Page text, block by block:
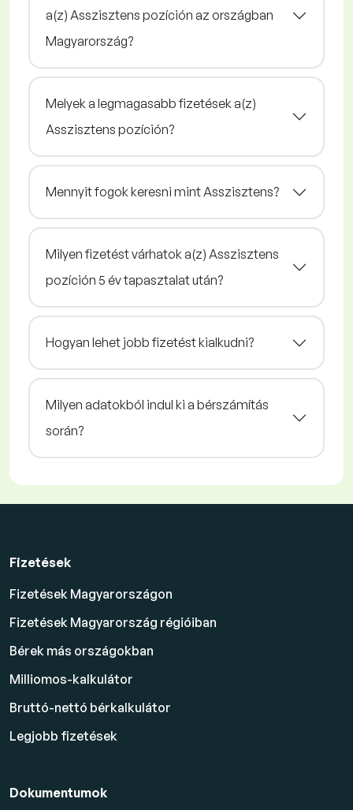
a(z) Asszisztens pozíción az országban
Magyarország?
Melyek a legmagasabb fizetések a(z)
Asszisztens pozíción?
Mennyit fogok keresni mint Asszisztens?
Milyen fizetést várhatok a(z) Asszisztens
pozíción 5 év tapasztalat után?
Hogyan lehet jobb fizetést kialkudni?
Milyen adatokból indul ki a bérszámítás
során?
Fizetések
Fizetések Magyarországon
Fizetések Magyarország régióiban
Bérek más országokban
Milliomos-kalkulátor
Bruttó-nettó bérkalkulátor
Legjobb fizetések
Dokumentumok